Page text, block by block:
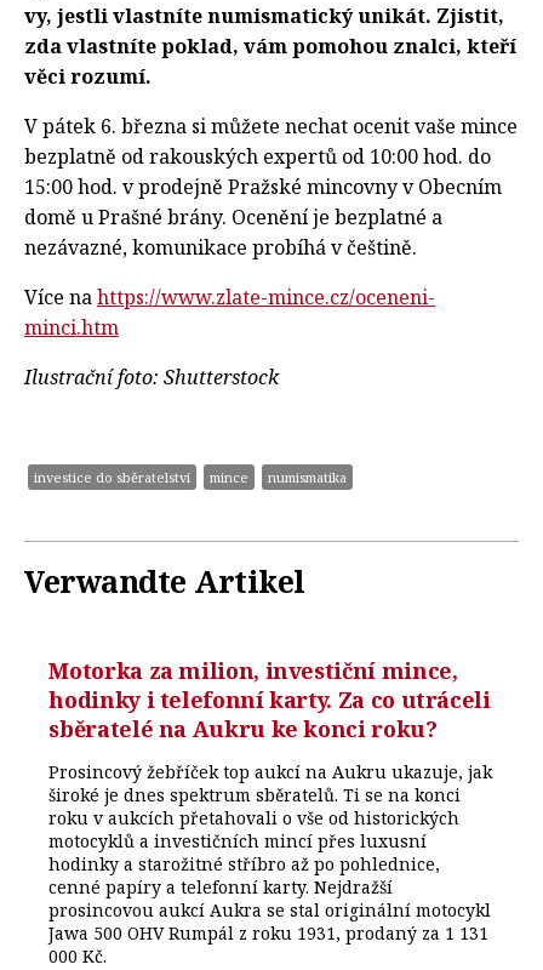
vy, jestli vlastníte numismatický unikát. Zjistit,
zda vlastníte poklad, vám pomohou znalci, kteří
věci rozumí.
V pátek 6. března si můžete nechat ocenit vaše mince
bezplatně od rakouských expertů od 10:00 hod. do
15:00 hod. v prodejně Pražské mincovny v Obecním
domě u Prašné brány. Ocenění je bezplatné a
nezávazné, komunikace probíhá v češtině.
Více nahttps://www.zlate-mince.cz/oceneni-
minci.htm
Ilustrační foto: Shutterstock
investice do sběratelství mince numismatika
Verwandte Artikel
Motorka za milion, investiční mince,
hodinky i telefonní karty. Za co utráceli
sběratelé na Aukru ke konci roku?
Prosincový žebříček top aukcí na Aukru ukazuje, jak
široké je dnes spektrum sběratelů. Ti se na konci
roku v aukcích přetahovali o vše od historických
motocyklů a investičních mincí přes luxusní
hodinky a starožitné stříbro až po pohlednice,
cenné papíry a telefonní karty. Nejdražší
prosincovou aukcí Aukra se stal originální motocykl
Jawa 500 OHV Rumpál z roku 1931, prodaný za 1 131
000 Kč.